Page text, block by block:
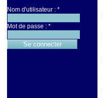
Nom d'utilisateur : *
Mot de passe : *